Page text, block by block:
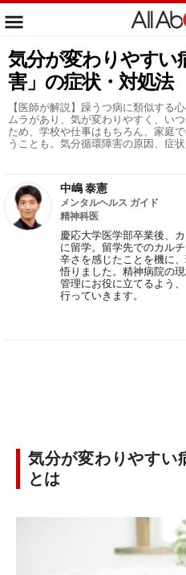
気分が変わりやすい
害」の症状・対処法
【医師が解説】躁うつ病に類似する
ムラがあり、気が変わりやすく、い
ため、学校や仕事はもちろん、家庭
うことも。気分循環障害の原因、症
中嶋 泰憲
メンタルヘルス ガイド
精神科医
慶応大学医学部卒業後、
に留学。留学先でのカル
辛さを感じたことを機に
悟りました。精神病院の
管理にお役に立てるよう
行っていきます。
気分が変わりやすい
とは